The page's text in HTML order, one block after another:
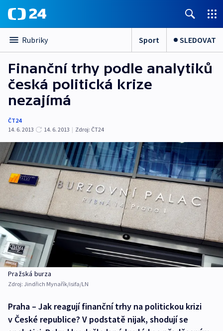
Rubriky Sport SLEDOVAT
Finanční trhy podle analytiků
česká politická krize
nezajímá
ČT24
14. 6. 2013
14. 6. 2013 | Zdroj: ČT24
Pražská burza
Zdroj: Jindřich Mynařík/isifa/LN
Praha – Jak reagují finanční trhy na politickou krizi
v České republice? V podstatě nijak, shodují se